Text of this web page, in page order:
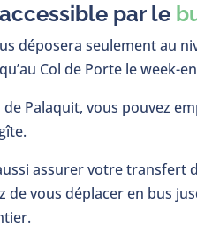
par le
déposera seulement au
Col de Porte le week-
de Palaquit, vous pouvez
assurer votre transfert
de vous déplacer en bus